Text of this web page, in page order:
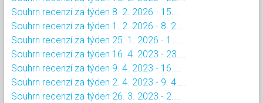
Souhrn recenzí za týden 8. 2. 2026 - 15....
Souhrn recenzí za týden 1. 2. 2026 - 8. 2....
Souhrn recenzí za týden 25. 1. 2026 - 1....
Souhrn recenzí za týden 16. 4. 2023 - 23....
Souhrn recenzí za týden 9. 4. 2023 - 16....
Souhrn recenzí za týden 2. 4. 2023 - 9. 4....
Souhrn recenzí za týden 26. 3. 2023 - 2....